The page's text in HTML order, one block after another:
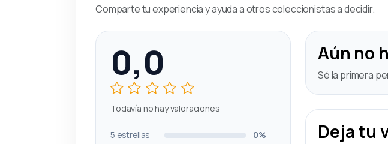
Comparte tu experiencia y ayuda a otros coleccionistas a decidir.
0,0
Todavía no hay valoraciones
5 estrellas
0%
Aún no
Sé la primera
Deja tu